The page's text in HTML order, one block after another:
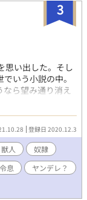
柔道の特待生とし
当時1番仲が良い
校してしまった
かった。ショッ
加した合コンで
独占欲をぶつけ
育を目指してい
ルファ 幸広・智
した期待の新人
きく怖がられる
接し指導してく
ていていた。アル
しますます幸広
たため、なんとか
になり友人と一
極的にアプロー
愛し自分が幸広
3
思い出した。そし
いう小説の中。
なら望み通り消え
す気をつけて!!
チコーイ!!の方の
ました。登録日 2020.12.3
獣人
奴隷
息
ヤンデレ？